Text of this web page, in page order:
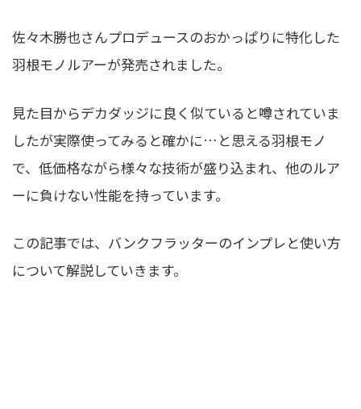
佐々木勝也さんプロデュースのおかっぱりに特化した
羽根モノルアーが発売されました。
見た目からデカダッジに良く似ていると噂されていま
したが実際使ってみると確かに…と思える羽根モノ
で、低価格ながら様々な技術が盛り込まれ、他のルア
ーに負けない性能を持っています。
この記事では、バンクフラッターのインプレと使い方
について解説していきます。